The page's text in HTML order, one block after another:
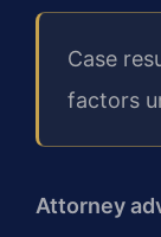
Case
factors
Attorney